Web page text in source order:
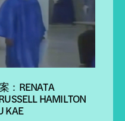
：RENATA
HAMILTON
KAE